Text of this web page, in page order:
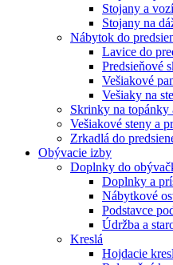
Stojany a
Stojany na
Nábytok do
Lavice do
Predsieňové
Vešiakové
Vešiaky na
Skrinky na topánky
Vešiakové steny a
Zrkadlá do
Obývacie izby
Doplnky do
Doplnky a
Nábytkové
Podstavce
Údržba a
Kreslá
Hojdacie